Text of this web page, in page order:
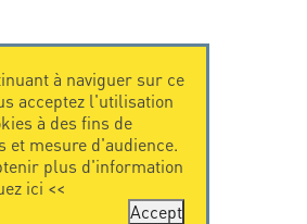
à naviguer sur ce
acceptez l'utilisation
à des fins de
et mesure d'audience.
plus d'information
ici <<
Accept